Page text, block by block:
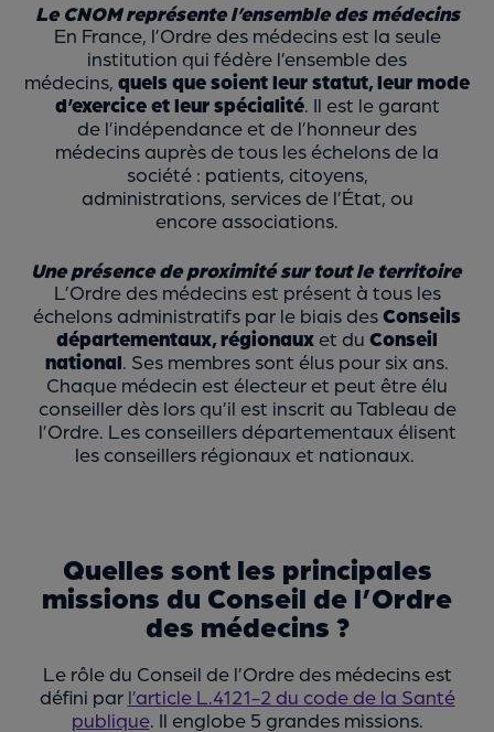
Le CNOM représente l’ensemble des médecins
En France, l’Ordre des médecins est la seule
institution qui fédère l’ensemble des
médecins, quels que soient leur statut, leur mode
d’exercice et leur spécialité. Il est le garant
de l’indépendance et de l’honneur des
médecins auprès de tous les échelons de la
société : patients, citoyens,
administrations, services de l’État, ou
encore associations.
Une présence de proximité sur tout le territoire
L’Ordre des médecins est présent à tous les
échelons administratifs par le biais desConseils
départementaux, régionaux et du Conseil
national . Ses membres sont élus pour six ans.
Chaque médecin est électeur et peut être élu
conseiller dès lors qu’il est inscrit au Tableau de
l’Ordre. Les conseillers départementaux élisent
les conseillers régionaux et nationaux.
Quelles sont les principales
missions du Conseil de l’Ordre
des médecins ?
Le rôle du Conseil de l’Ordre des médecins est
défini par l’article L.4121-2 du code de la Santé
publique. Il englobe 5 grandes missions.